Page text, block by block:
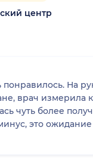
центр
На
врач измерила
чуть более
это